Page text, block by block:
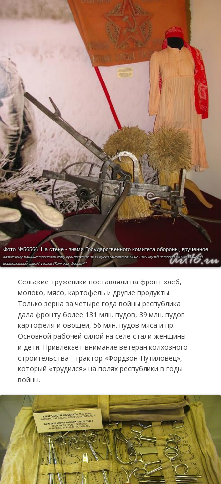
Фото №56566. На стене - знамя Государственного комитета обороны, врученное
Казанскому машиностроительному предприятию за выпуски самолетов ПО-2,1945; Музей истории ОАО \"Казанский
вертолетный завод\" уголок \"Колхозы -фронту\"
Сельские труженики поставляли на фронт хлеб,
молоко, мясо, картофель и другие продукты.
Только зерна за четыре года войны республика
дала фронту более 131 млн. пудов, 39 млн. пудов
картофеля и овощей, 56 млн. пудов мяса и пр.
Основной рабочей силой на селе стали женщины
и дети. Привлекает внимание ветеран колхозного
строительства - трактор «Фордзон-Путиловец»,
который «трудился» на полях республики в годы
войны.